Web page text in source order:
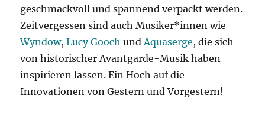
geschmackvoll und spannend verpackt werden.
Zeitvergessen sind auch Musiker*innen wie
Wyndow,Lucy Gooch undAquaserge, die sich
von historischer Avantgarde-Musik haben
inspirieren lassen. Ein Hoch auf die
Innovationen von Gestern und Vorgestern!